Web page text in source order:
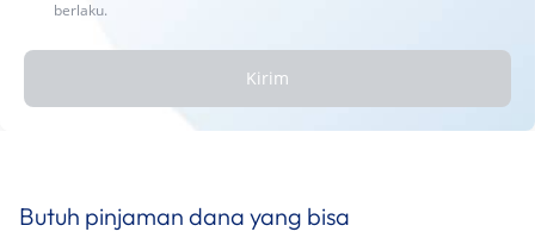
berlaku.
Kirim
Butuh pinjaman dana yang bisa